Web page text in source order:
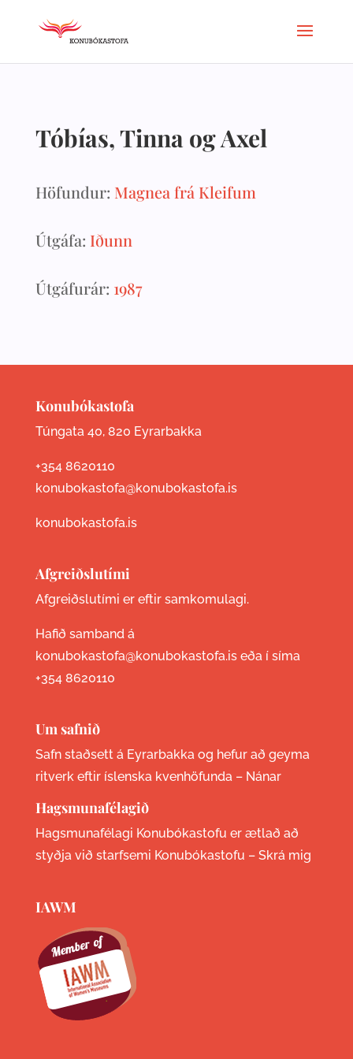
Tóbías, Tinna og Axel
Höfundur: Magnea frá Kleifum
Útgáfa: Iðunn
Útgáfurár: 1987
Konubókastofa
Túngata 40, 820 Eyrarbakka
+354 8620110
konubokastofa@konubokastofa.is
konubokastofa.is
Afgreiðslutími
Afgreiðslutími er eftir samkomulagi.
Hafið samband á
konubokastofa@konubokastofa.is eða í síma
+354 8620110
Um safnið
Safn staðsett á Eyrarbakka og hefur að geyma
ritverk eftir íslenska kvenhöfunda – Nánar
Hagsmunafélagið
Hagsmunafélagi Konubókastofu er ætlað að
styðja við starfsemi Konubókastofu – Skrá mig
IAWM